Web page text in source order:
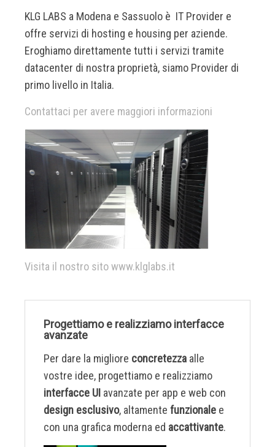
KLG LABS a Modena e Sassuolo è IT Provider e
offre servizi di hosting e housing per aziende.
Eroghiamo direttamente tutti i servizi tramite
datacenter di nostra proprietà, siamo Provider di
primo livello in Italia.
Contattaci per avere maggiori informazioni
Visita il nostro sito www.klglabs.it
Progettiamo e realizziamo interfacce
avanzate
Per dare la migliore concretezza alle
vostre idee, progettiamo e realizziamo
interfacce UI avanzate per app e web con
design esclusivo, altamente funzionale e
con una grafica moderna ed accattivante.